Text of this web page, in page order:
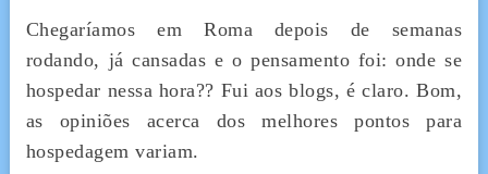
Chegaríamos em Roma depois de semanas
rodando, já cansadas e o pensamento foi: onde se
hospedar nessa hora?? Fui aos blogs, é claro. Bom,
as opiniões acerca dos melhores pontos para
hospedagem variam.